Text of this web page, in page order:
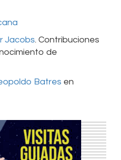
Jacobs. Contribuciones
de
Batres en